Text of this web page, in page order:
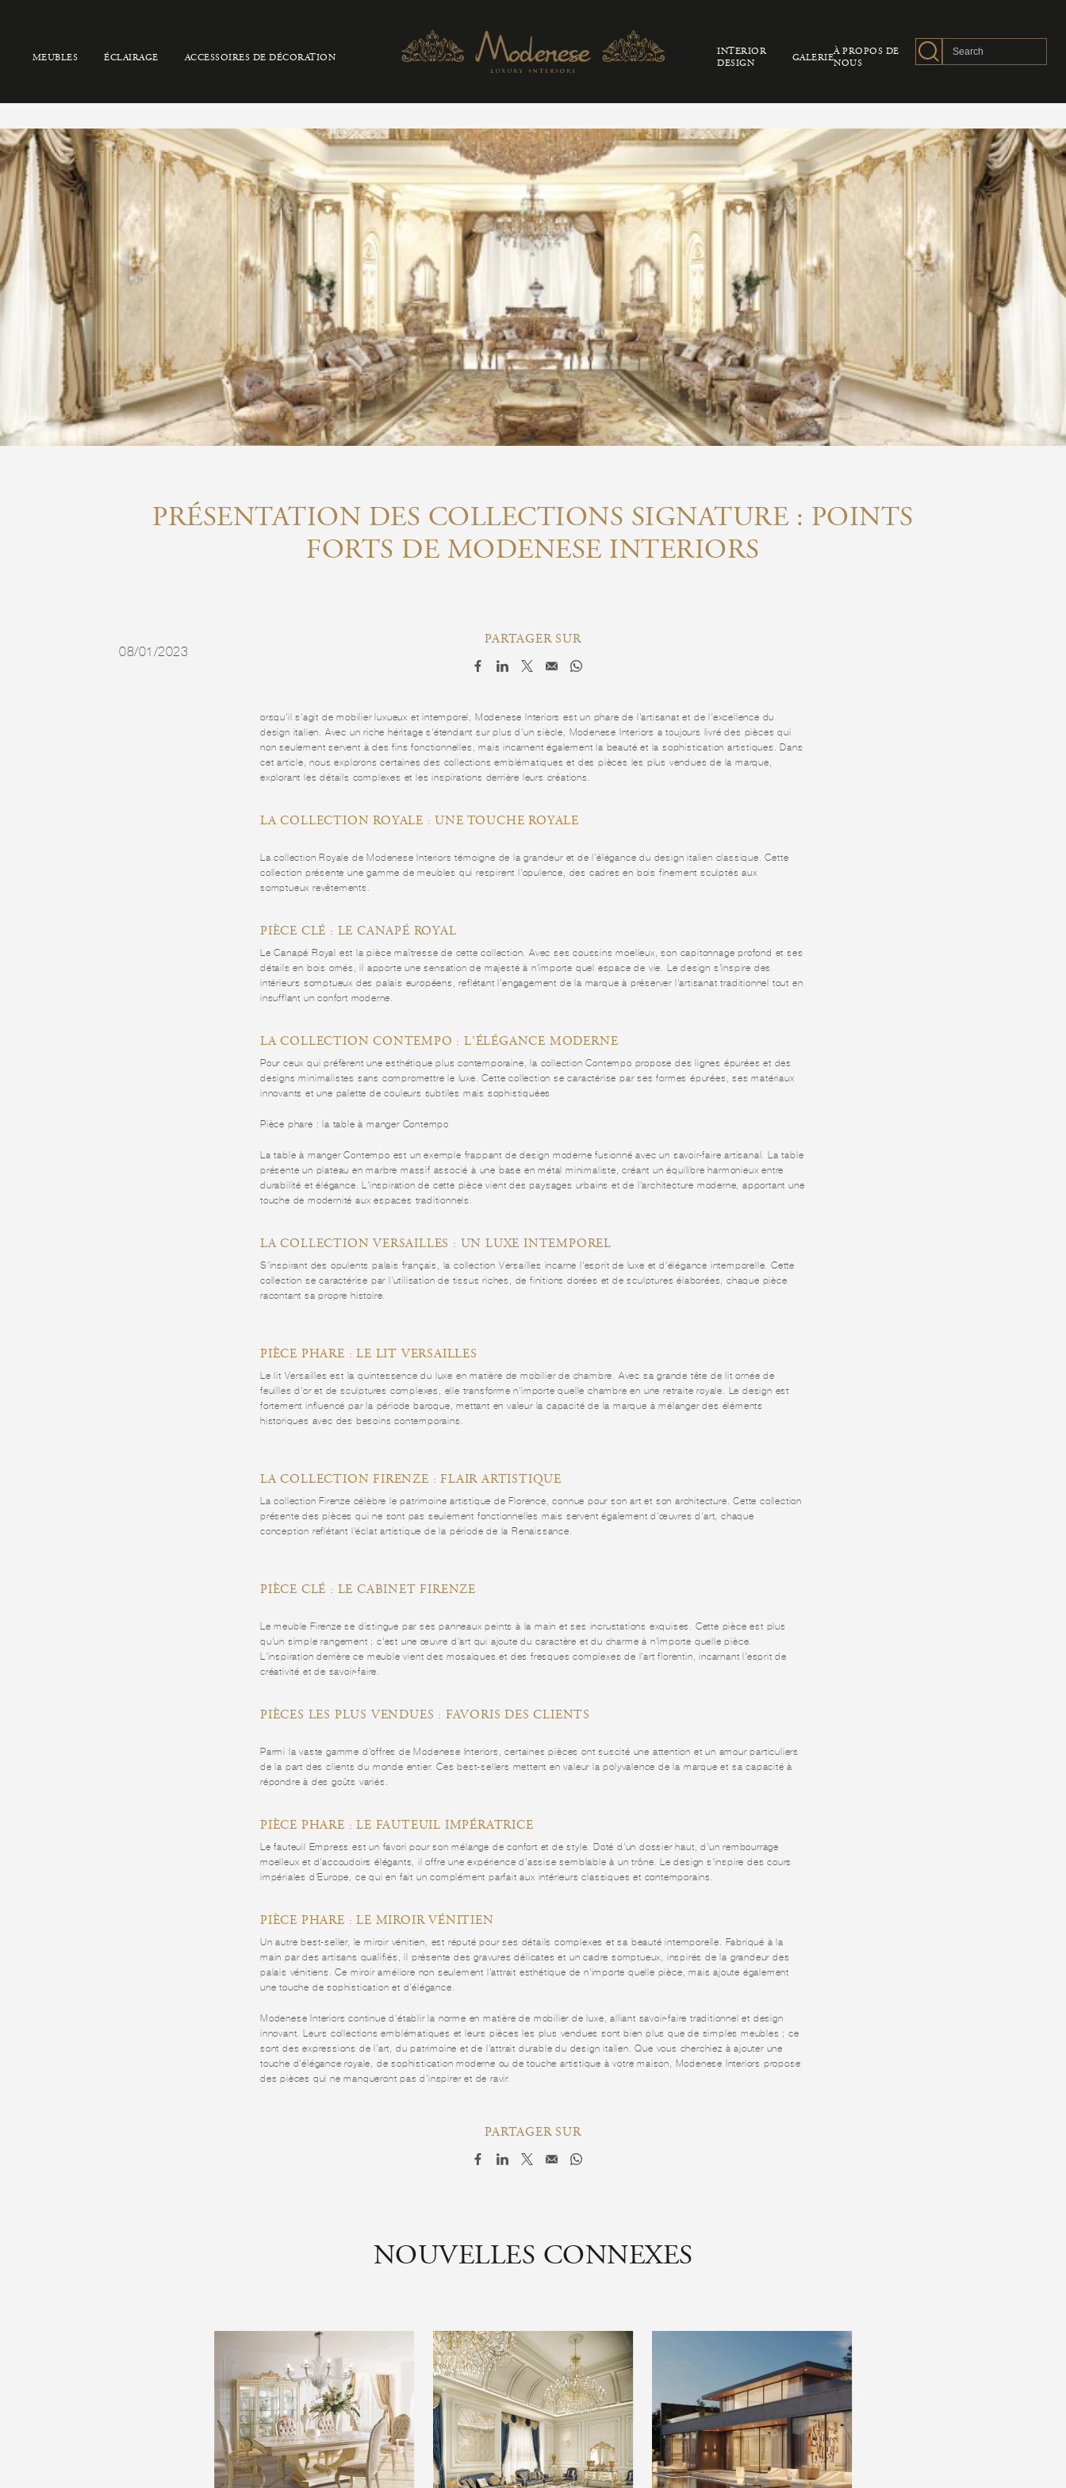
MEUBLES ÉCLAIRAGE ACCESSOIRES DE DÉCORATION
INTERIOR
DESIGN
GALERIE
À PROPOS DE
NOUS
PRÉSENTATION DES COLLECTIONS SIGNATURE : POINTS
FORTS DE MODENESE INTERIORS
08/01/2023
PARTAGER SUR
orsqu'il s'agit de mobilier luxueux et intemporel, Modenese Interiors est un phare de l'artisanat et de l'excellence du
design italien. Avec un riche héritage s'étendant sur plus d'un siècle, Modenese Interiors a toujours livré des pièces qui
non seulement servent à des fins fonctionnelles, mais incarnent également la beauté et la sophistication artistiques. Dans
cet article, nous explorons certaines des collections emblématiques et des pièces les plus vendues de la marque,
explorant les détails complexes et les inspirations derrière leurs créations.
LA COLLECTION ROYALE : UNE TOUCHE ROYALE
La collection Royale de Modenese Interiors témoigne de la grandeur et de l'élégance du design italien classique. Cette
collection présente une gamme de meubles qui respirent l'opulence, des cadres en bois finement sculptés aux
somptueux revêtements.
PIÈCE CLÉ : LE CANAPÉ ROYAL
Le Canapé Royal est la pièce maîtresse de cette collection. Avec ses coussins moelleux, son capitonnage profond et ses
détails en bois ornés, il apporte une sensation de majesté à n'importe quel espace de vie. Le design s'inspire des
intérieurs somptueux des palais européens, reflétant l'engagement de la marque à préserver l'artisanat traditionnel tout en
insufflant un confort moderne.
LA COLLECTION CONTEMPO : L'ÉLÉGANCE MODERNE
Pour ceux qui préfèrent une esthétique plus contemporaine, la collection Contempo propose des lignes épurées et des
designs minimalistes sans compromettre le luxe. Cette collection se caractérise par ses formes épurées, ses matériaux
innovants et une palette de couleurs subtiles mais sophistiquées .
Pièce phare : la table à manger Contempo
La table à manger Contempo est un exemple frappant de design moderne fusionné avec un savoir-faire artisanal. La table
présente un plateau en marbre massif associé à une base en métal minimaliste, créant un équilibre harmonieux entre
durabilité et élégance. L'inspiration de cette pièce vient des paysages urbains et de l'architecture moderne, apportant une
touche de modernité aux espaces traditionnels.
LA COLLECTION VERSAILLES : UN LUXE INTEMPOREL
S'inspirant des opulents palais français, la collection Versailles incarne l'esprit de luxe et d'élégance intemporelle. Cette
collection se caractérise par l'utilisation de tissus riches, de finitions dorées et de sculptures élaborées, chaque pièce
racontant sa propre histoire.
PIÈCE PHARE : LE LIT VERSAILLES
Le lit Versailles est la quintessence du luxe en matière de mobilier de chambre. Avec sa grande tête de lit ornée de
feuilles d'or et de sculptures complexes, elle transforme n'importe quelle chambre en une retraite royale. Le design est
fortement influencé par la période baroque, mettant en valeur la capacité de la marque à mélanger des éléments
historiques avec des besoins contemporains.
LA COLLECTION FIRENZE : FLAIR ARTISTIQUE
La collection Firenze célèbre le patrimoine artistique de Florence, connue pour son art et son architecture. Cette collection
présente des pièces qui ne sont pas seulement fonctionnelles mais servent également d'œuvres d'art, chaque
conception reflétant l'éclat artistique de la période de la Renaissance.
PIÈCE CLÉ : LE CABINET FIRENZE
Le meuble Firenze se distingue par ses panneaux peints à la main et ses incrustations exquises. Cette pièce est plus
qu'un simple rangement ; c'est une œuvre d'art qui ajoute du caractère et du charme à n'importe quelle pièce.
L'inspiration derrière ce meuble vient des mosaïques et des fresques complexes de l'art florentin, incarnant l'esprit de
créativité et de savoir-faire.
PIÈCES LES PLUS VENDUES : FAVORIS DES CLIENTS
Parmi la vaste gamme d'offres de Modenese Interiors, certaines pièces ont suscité une attention et un amour particuliers
de la part des clients du monde entier. Ces best-sellers mettent en valeur la polyvalence de la marque et sa capacité à
répondre à des goûts variés.
PIÈCE PHARE : LE FAUTEUIL IMPÉRATRICE
Le fauteuil Empress est un favori pour son mélange de confort et de style. Doté d'un dossier haut, d'un rembourrage
moelleux et d'accoudoirs élégants, il offre une expérience d'assise semblable à un trône. Le design s'inspire des cours
impériales d'Europe, ce qui en fait un complément parfait aux intérieurs classiques et contemporains.
PIÈCE PHARE : LE MIROIR VÉNITIEN
Un autre best-seller, le miroir vénitien, est réputé pour ses détails complexes et sa beauté intemporelle. Fabriqué à la
main par des artisans qualifiés, il présente des gravures délicates et un cadre somptueux, inspirés de la grandeur des
palais vénitiens. Ce miroir améliore non seulement l'attrait esthétique de n'importe quelle pièce, mais ajoute également
une touche de sophistication et d'élégance.
Modenese Interiors continue d'établir la norme en matière de mobilier de luxe, alliant savoir-faire traditionnel et design
innovant. Leurs collections emblématiques et leurs pièces les plus vendues sont bien plus que de simples meubles ; ce
sont des expressions de l'art, du patrimoine et de l'attrait durable du design italien. Que vous cherchiez à ajouter une
touche d'élégance royale, de sophistication moderne ou de touche artistique à votre maison, Modenese Interiors propose
des pièces qui ne manqueront pas d'inspirer et de ravir.
PARTAGER SUR
NOUVELLES CONNEXES